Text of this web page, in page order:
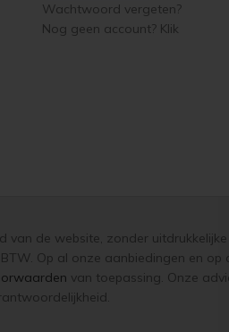
Wachtwoord vergeten?
Nog geen account? Klik
de website, zonder
Op al onze aanbiedingen en
van toepassing. Onze